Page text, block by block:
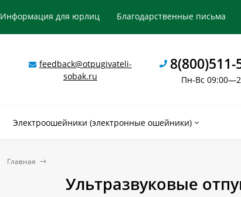
Информация для юрлиц Благодарственные письма
feedback@otpugivateli-
sobak.ru
8(800)511-
Пн-Вс
Электроошейники (электронные ошейники)
Главная
Ультразвуковые